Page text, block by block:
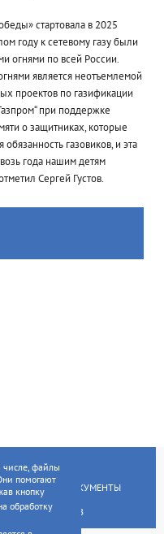
числе, файлы
помогают
кнопку
обработку
стартовала в 2025
году к сетевому газу были
огнями по всей России.
является неотъемлемой
проектов по газификации
при поддержке
о защитниках, которые
газовиков, и эта
года нашим детям
Сергей Густов.
НАСЕЛЕНИЮ
ДОКУМЕНТЫ
АКЦИОНЕРОВ